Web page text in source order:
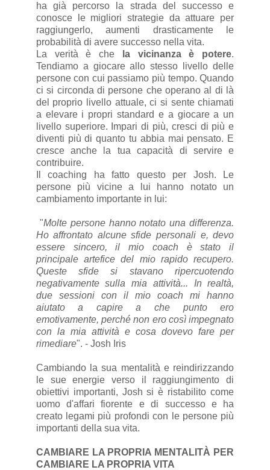
ha già percorso la strada del successo e
conosce le migliori strategie da attuare per
raggiungerlo, aumenti drasticamente le
probabilità di avere successo nella vita.
La verità è che
la vicinanza è potere.
Tendiamo a giocare allo stesso livello delle
persone con cui passiamo più tempo. Quando
ci si circonda di persone che operano al di là
del proprio livello attuale, ci si sente chiamati
a elevare i propri standard e a giocare a un
livello superiore. Impari di più, cresci di più e
diventi più di quanto tu abbia mai pensato. E
cresce anche la tua capacità di servire e
contribuire.
Il coaching ha fatto questo per Josh. Le
persone più vicine a lui hanno notato un
cambiamento importante in lui:
"Molte persone hanno notato una differenza.
Ho affrontato alcune sfide personali e, devo
essere sincero, il mio coach è stato il
principale artefice del mio rapido recupero.
Queste sfide si stavano ripercuotendo
negativamente sulla mia attività... In realtà,
due sessioni con il mio coach mi hanno
aiutato a capire a che punto ero
emotivamente, perché non ero così impegnato
con la mia attività e cosa dovevo fare per
rimediare". - Josh Iris
Cambiando la sua mentalità e reindirizzando
le sue energie verso il raggiungimento di
obiettivi importanti, Josh si è ristabilito come
uomo d'affari fiorente e di successo e ha
creato legami più profondi con le persone più
importanti della sua vita.
CAMBIARE LA PROPRIA MENTALITÀ PER
CAMBIARE LA PROPRIA VITA